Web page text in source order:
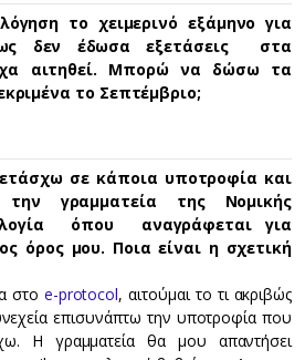
το χειμερινό εξάμηνο για
δεν έδωσα εξετάσεις στα
αιτηθεί. Μπορώ να δώσω τα
το Σεπτέμβριο;
σε κάποια υποτροφία και
την γραμματεία της Νομικής
όπου αναγράφεται για
όρος μου. Ποια είναι η σχετική
στο e-protocol, αιτούμαι το τι ακριβώς
επισυνάπτω την υποτροφία που
Η γραμματεία θα μου απαντήσει